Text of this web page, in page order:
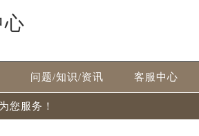
心
问题/知识/资讯 客服中心
您服务！